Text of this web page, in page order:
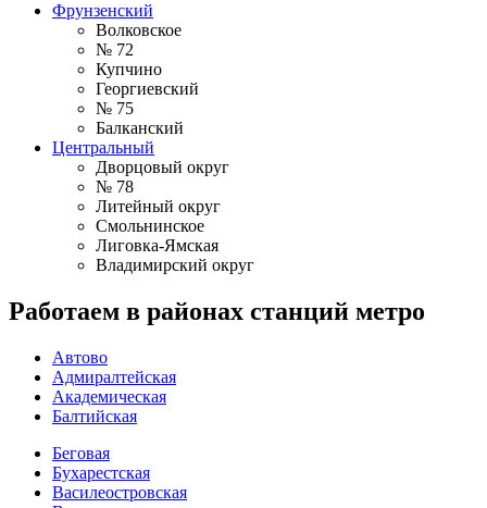
Фрунзенский
Волковское
№ 72
Купчино
Георгиевский
№ 75
Балканский
Центральный
Дворцовый округ
№ 78
Литейный округ
Смольнинское
Лиговка-Ямская
Владимирский округ
Работаем в районах станций метро
Автово
Адмиралтейская
Академическая
Балтийская
Беговая
Бухарестская
Василеостровская